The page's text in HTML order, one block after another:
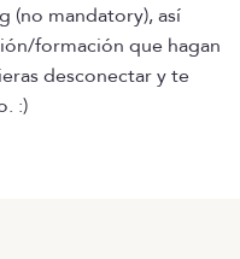
(no mandatory), así
formación que hagan
desconectar y te
:)